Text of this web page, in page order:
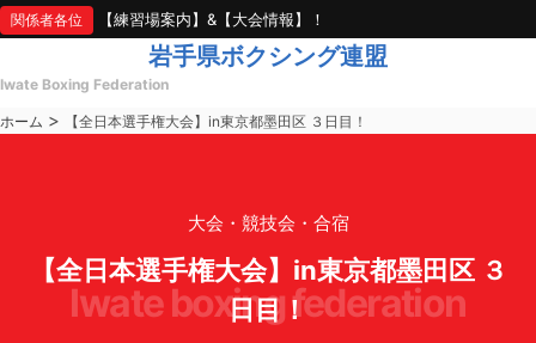
関係者各位 【練習場案内】&【大会情報】！
岩手県ボクシング連盟
Iwate Boxing Federation
ホーム > 【全日本選手権大会】in東京都墨田区 ３日目！
iwate boxing federation
大会・競技会・合宿
【全日本選手権大会】in東京都墨田区 ３
日目！